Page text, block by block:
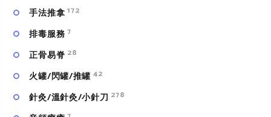
手法推拿 172
排毒服務 7
正骨易脊 28
火罐/閃罐/推罐 42
針灸/溫針灸/小針刀 278